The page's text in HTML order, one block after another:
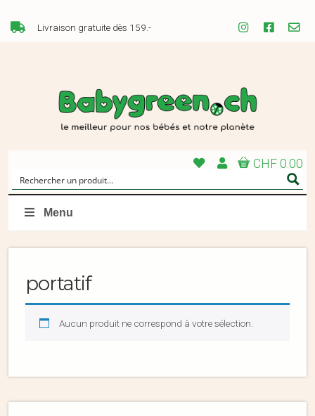
Livraison gratuite dès 159.-
CHF 0.00
Menu
portatif
Aucun produit ne correspond à votre sélection.